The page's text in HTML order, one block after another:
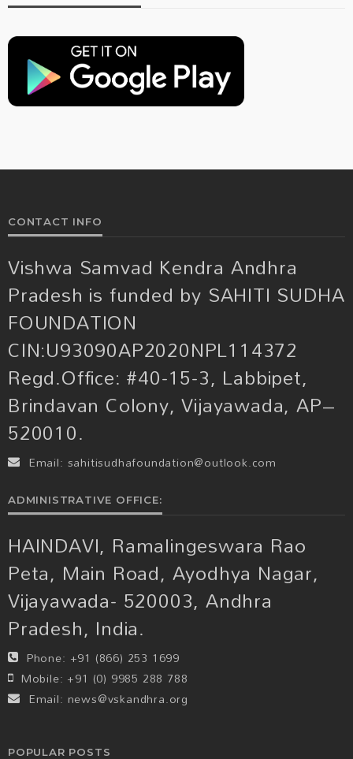
CONTACT INFO
Vishwa Samvad Kendra Andhra
Pradesh is funded by SAHITI SUDHA
FOUNDATION
CIN:U93090AP2020NPL114372
Regd.Office: #40-15-3, Labbipet,
Brindavan Colony, Vijayawada, AP–
520010.
Email: sahitisudhafoundation@outlook.com
ADMINISTRATIVE OFFICE:
HAINDAVI, Ramalingeswara Rao
Peta, Main Road, Ayodhya Nagar,
Vijayawada- 520003, Andhra
Pradesh, India.
Phone: +91 (866) 253 1699
Mobile: +91 (0) 9985 288 788
Email: news@vskandhra.org
POPULAR POSTS